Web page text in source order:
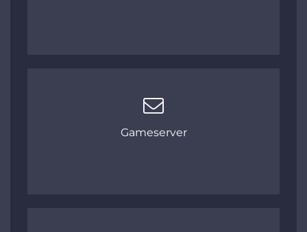
Gameserver